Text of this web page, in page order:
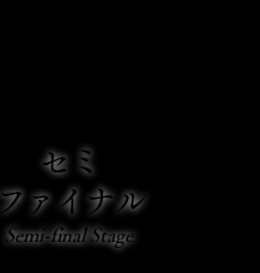
セミ
ファイナル
Semi-final Stage